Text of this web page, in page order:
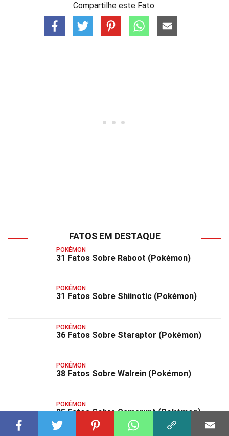
Compartilhe este Fato:
FATOS EM DESTAQUE
POKÉMON
31 Fatos Sobre Raboot (Pokémon)
POKÉMON
31 Fatos Sobre Shiinotic (Pokémon)
POKÉMON
36 Fatos Sobre Staraptor (Pokémon)
POKÉMON
38 Fatos Sobre Walrein (Pokémon)
POKÉMON
25 Fatos Sobre Camerupt (Pokémon)